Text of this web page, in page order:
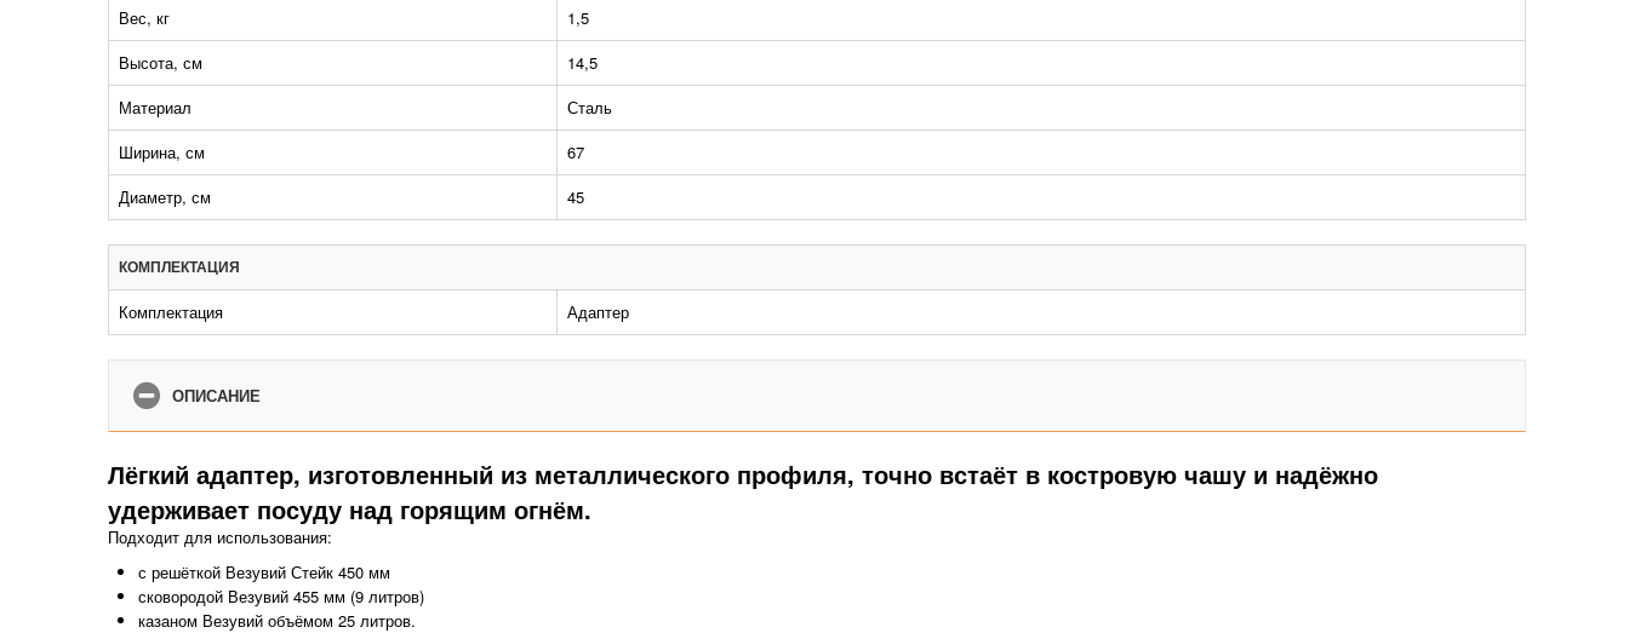
Вес, кг
1,5
Высота, см
14,5
Материал
Сталь
Ширина, см
67
Диаметр, см
45
КОМПЛЕКТАЦИЯ
Комплектация Адаптер
ОПИСАНИЕ
Лёгкий адаптер, изготовленный из металлического профиля, точно встаёт в костровую чашу и надёжно
удерживает посуду над горящим огнём.
Подходит для использования:
с решёткой Везувий Стейк 450 мм
сковородой Везувий 455 мм (9 литров)
казаном Везувий объёмом 25 литров.